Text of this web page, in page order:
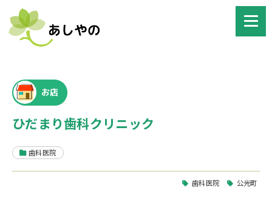
お店
ひだまり歯科クリニック
歯科医院
歯科医院 公光町